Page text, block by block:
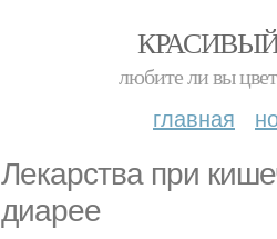
любите ли вы
главная
Лекарства при
диарее